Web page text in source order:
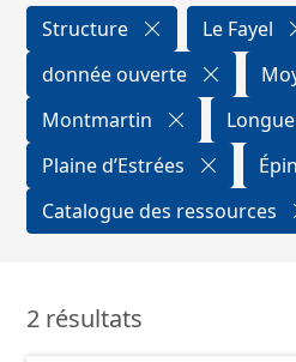
Structure
Le Fayel
donnée ouverte
Montmartin
Plaine d’Estrées
Catalogue des ressources
2 résultats